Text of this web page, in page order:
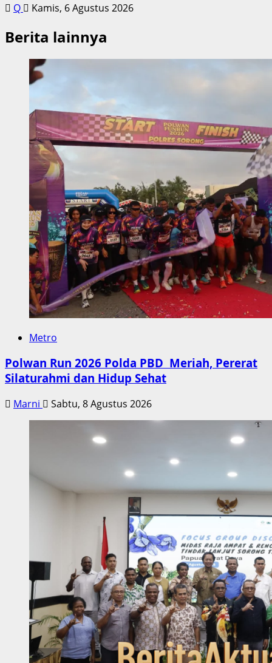
Q Kamis, 6 Agustus 2026
Berita lainnya
Metro
Polwan Run 2026 Polda PBD Meriah, Pererat
Silaturahmi dan Hidup Sehat
Marni Sabtu, 8 Agustus 2026